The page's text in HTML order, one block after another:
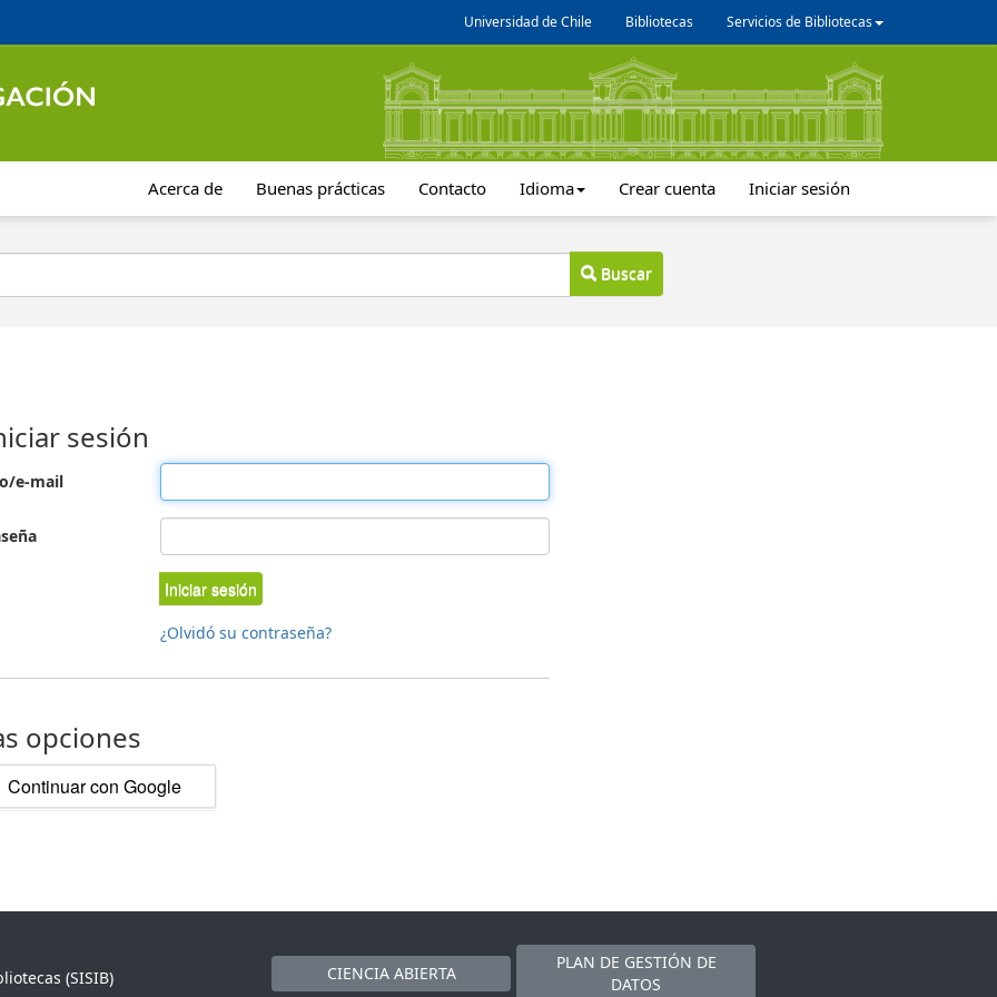
Universidad de Chile Bibliotecas Servicios de Bibliotecas
Acerca de Buenas prácticas Contacto Idioma Crear cuenta Iniciar sesión
Buscar
sesión
e-mail
Iniciar sesión
¿Olvidó su contraseña?
opciones
Continuar con Google
(SISIB)
CIENCIA ABIERTA
PLAN DE GESTIÓN DE
DATOS